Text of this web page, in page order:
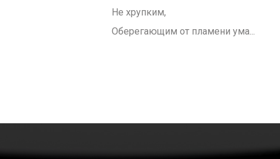
Не хрупким,
Оберегающим от пламени ума...